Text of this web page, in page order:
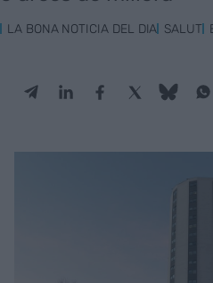
LA BONA NOTICIA DEL DIA SALUT